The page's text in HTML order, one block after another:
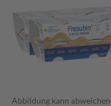
Abbildung kann abweichen